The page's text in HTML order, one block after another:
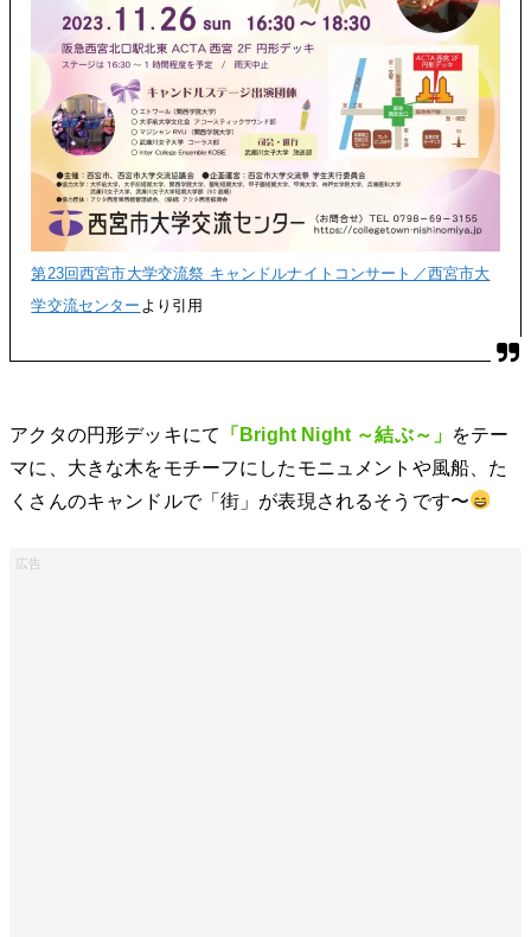
第23回西宮市大学交流祭 キャンドルナイトコンサート／西宮市大
学交流センター より引用
アクタの円形デッキにて 「Bright Night ～結ぶ～」 をテー
マに、大きな木をモチーフにしたモニュメントや風船、た
くさんのキャンドルで「街」が表現されるそうです〜